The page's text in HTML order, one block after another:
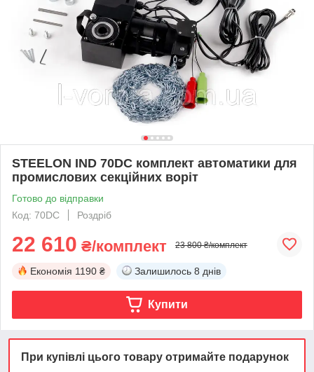
STEELON IND 70DC комплект автоматики для
промислових секційних воріт
Готово до відправки
Код: 70DC
Роздріб
22 610 ₴/комплект 23 800 ₴/комплект
Економія 1190 ₴ Залишилось 8 днів
Купити
При купівлі цього товару отримайте подарунок